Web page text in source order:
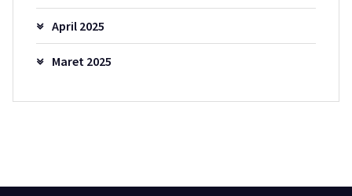
April 2025
Maret 2025